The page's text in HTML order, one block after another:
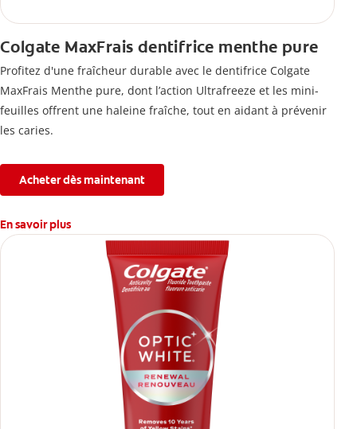
Colgate MaxFrais dentifrice menthe pure
Profitez d'une fraîcheur durable avec le dentifrice Colgate
MaxFrais Menthe pure, dont l’action Ultrafreeze et les mini-
feuilles offrent une haleine fraîche, tout en aidant à prévenir
les caries.
Acheter dès maintenant
En savoir plus